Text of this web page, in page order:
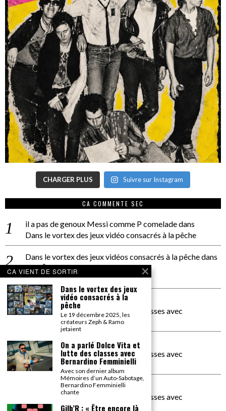
CHARGER PLUS Suivre sur Instagram
CA COMMENTE SEC
il a pas de genoux Messi comme P comeladedans
Dans le vortex des jeux vidéo consacrés à la pêche
Dans le vortex des jeux vidéos consacrés à la pêchedans
PACÔME THIELLEMENT
La séance d’Hip Gnose
La Patrie
dans
On a parlé Dolce Vita et lutte des classes avec
Bernardino Femminielli
carte noire negra à l'o tiededans
On a parlé Dolce Vita et lutte des classes avec
Bernardino Femminielli
moise et son mascarédans
On a parlé Dolce Vita et lutte des classes avec
Bernardino Femminielli
CA VIENT DE SORTIR
Dans le vortex des jeux
vidéo consacrés à la
pêche
Le 19 décembre 2025, les
créateurs Zeph & Ramo
jetaient
On a parlé Dolce Vita et
lutte des classes avec
Bernardino Femminielli
Avec son dernier album
Mémoires d’un Auto-Sabotage,
Bernardino Femminielli
chante
Gilb’R : « Être encore là